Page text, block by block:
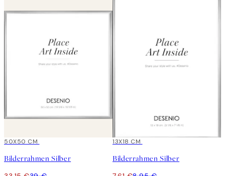
15%*
50X50 CM
Bilderrahmen Silber
15%*
13X18 CM
Bilderrahmen Silber